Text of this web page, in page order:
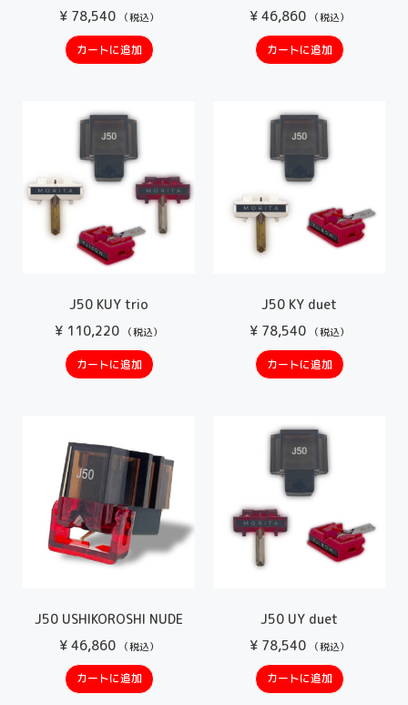
¥78,540 （税込）
カートに追加
¥46,860 （税込）
カートに追加
J50 KUY trio
¥ 110,220 （税込）
カートに追加
J50 KY duet
¥78,540 （税込）
カートに追加
J50 USHIKOROSHI NUDE
¥46,860 （税込）
カートに追加
J50 UY duet
¥78,540 （税込）
カートに追加